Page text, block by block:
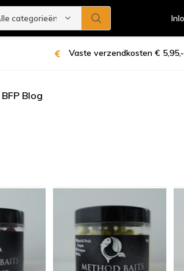
categorieën
Vaste verzendkosten € 5,95,-
BFP Blog